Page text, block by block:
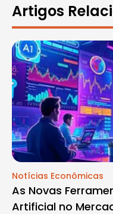
Artigos
Notícias Econômicas
As Novas
Artificial no